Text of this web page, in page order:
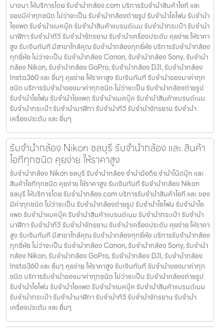
บางนา ให้บริการโดย รับจํานํากล้อง.com บริการรับจํานําสินค้าไอที และ
ของมีค่าทุกชนิด ไม่ว่าจะเป็น รับจํานํากล้องถ่ายรูป รับจํานําไอโฟน รับจํานํา
ไอแพด รับจํานําแมคบุ๊ค รับจํานําสินค้าแบรนด์เนม รับจํานํากระเป๋า รับจํานํา
นาฬิกา รับจํานําทีวี รับจํานําจักรยาน รับจํานําเครื่องประดับ คุยง่าย ให้ราคา
สูง รับเงินทันที มีสาขาใกล้คุณ รับจำนำกล้องทุกยี่ห้อ บริการรับจำนำกล้อง
ทุกยี่ห้อ ไม่ว่าจะเป็น รับจำนำกล้อง Canon, รับจำนำกล้อง Sony, รับจำนำ
กล้อง Nikon, รับจำนำกล้อง GoPro, รับจำนำกล้อง DJI, รับจำนำกล้อง
Insta360 และ อื่นๆ คุยง่าย ให้ราคาสูง รับเงินทันที รับจำนำของมาค่าทุก
ชนิด บริการรับจำนำของมาค่าทุกชนิด ไม่ว่าจะเป็น รับจํานํากล้องถ่ายรูป
รับจํานําไอโฟน รับจํานําไอแพด รับจํานําแมคบุ๊ค รับจํานําสินค้าแบรนด์เนม
รับจํานํากระเป๋า รับจํานํานาฬิกา รับจํานําทีวี รับจํานําจักรยาน รับจํานํา
เครื่องประดับ และ อื่นๆ
รับจำนำกล้อง Nikon ชลบุรี รับจํานํากล้อง และ สินค้า
ไอทีทุกชนิด คุยง่าย ให้ราคาสูง
รับจำนำกล้อง Nikon ชลบุรี รับจํานํากล้อง จำนำมือถือ จำนำโน๊ตบุ๊ก และ
สินค้าไอทีทุกชนิด คุยง่าย ให้ราคาสูง รับเงินทันที รับจำนำกล้อง Nikon
ชลบุรี ให้บริการโดย รับจํานํากล้อง.com บริการรับจํานําสินค้าไอที และ ของ
มีค่าทุกชนิด ไม่ว่าจะเป็น รับจํานํากล้องถ่ายรูป รับจํานําไอโฟน รับจํานําไอ
แพด รับจํานําแมคบุ๊ค รับจํานําสินค้าแบรนด์เนม รับจํานํากระเป๋า รับจํานํา
นาฬิกา รับจํานําทีวี รับจํานําจักรยาน รับจํานําเครื่องประดับ คุยง่าย ให้ราคา
สูง รับเงินทันที มีสาขาใกล้คุณ รับจำนำกล้องทุกยี่ห้อ บริการรับจำนำกล้อง
ทุกยี่ห้อ ไม่ว่าจะเป็น รับจำนำกล้อง Canon, รับจำนำกล้อง Sony, รับจำนำ
กล้อง Nikon, รับจำนำกล้อง GoPro, รับจำนำกล้อง DJI, รับจำนำกล้อง
Insta360 และ อื่นๆ คุยง่าย ให้ราคาสูง รับเงินทันที รับจำนำของมาค่าทุก
ชนิด บริการรับจำนำของมาค่าทุกชนิด ไม่ว่าจะเป็น รับจํานํากล้องถ่ายรูป
รับจํานําไอโฟน รับจํานําไอแพด รับจํานําแมคบุ๊ค รับจํานําสินค้าแบรนด์เนม
รับจํานํากระเป๋า รับจํานํานาฬิกา รับจํานําทีวี รับจํานําจักรยาน รับจํานํา
เครื่องประดับ และ อื่นๆ